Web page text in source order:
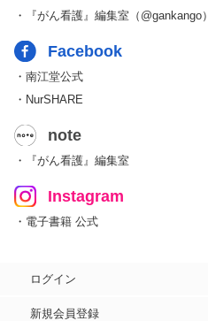
・『がん看護』編集室（@gankango）
Facebook
・南江堂公式
・NurSHARE
note
・『がん看護』編集室
Instagram
・電子書籍 公式
ログイン
新規会員登録